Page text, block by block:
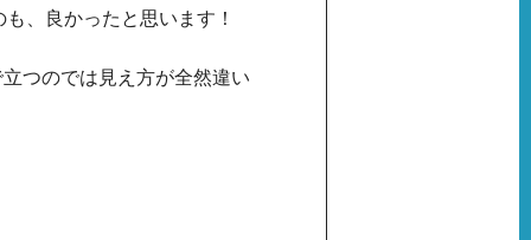
、良かったと思います！
つのでは見え方が全然違い